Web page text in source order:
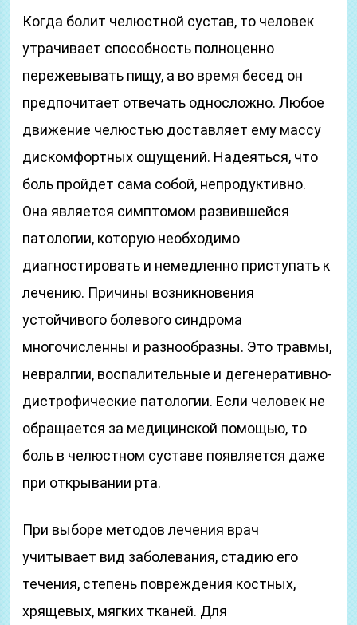
Когда болит челюстной сустав, то человек
утрачивает способность полноценно
пережевывать пищу, а во время бесед он
предпочитает отвечать односложно. Любое
движение челюстью доставляет ему массу
дискомфортных ощущений. Надеяться, что
боль пройдет сама собой, непродуктивно.
Она является симптомом развившейся
патологии, которую необходимо
диагностировать и немедленно приступать к
лечению. Причины возникновения
устойчивого болевого синдрома
многочисленны и разнообразны. Это травмы,
невралгии, воспалительные и дегенеративно-
дистрофические патологии. Если человек не
обращается за медицинской помощью, то
боль в челюстном суставе появляется даже
при открывании рта.
При выборе методов лечения врач
учитывает вид заболевания, стадию его
течения, степень повреждения костных,
хрящевых, мягких тканей. Для